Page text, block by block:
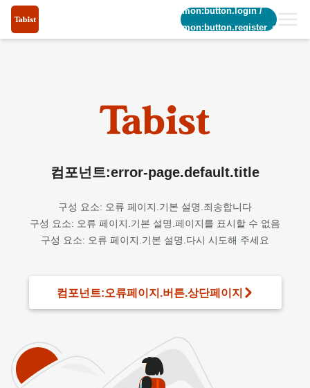
common:button.login/
common:button.register_short
컴포넌트:error-page.default.title
구성 요소: 오류 페이지.기본 설명.죄송합니다
구성 요소: 오류 페이지.기본 설명.페이지를 표시할 수 없음
구성 요소: 오류 페이지.기본 설명.다시 시도해 주세요
컴포넌트:오류페이지.버튼.상단페이지